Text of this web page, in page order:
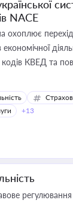
NACE
охоплює
економічної
КВЕД та
+13